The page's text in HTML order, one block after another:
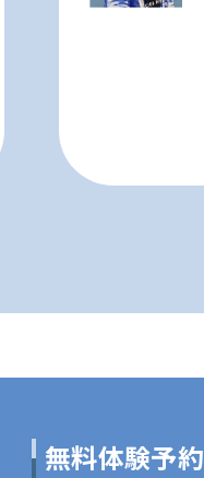
無料体験予約